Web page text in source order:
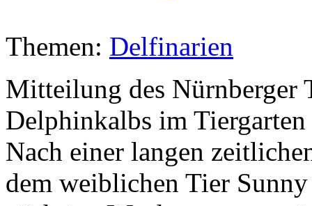
Themen: Delfinarien
Mitteilung des Nürnberger
Delphinkalbs im
Nach einer langen
dem weiblichen Tier